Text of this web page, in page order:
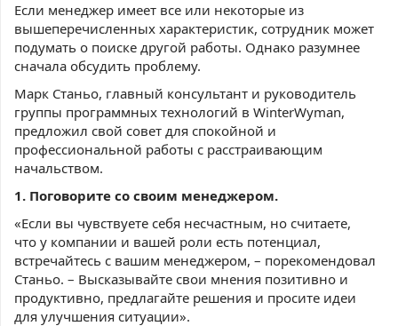
Если менеджер имеет все или некоторые из
вышеперечисленных характеристик, сотрудник может
подумать о поиске другой работы. Однако разумнее
сначала обсудить проблему.
Марк Станьо, главный консультант и руководитель
группы программных технологий в WinterWyman,
предложил свой совет для спокойной и
профессиональной работы с расстраивающим
начальством.
1. Поговорите со своим менеджером.
«Если вы чувствуете себя несчастным, но считаете,
что у компании и вашей роли есть потенциал,
встречайтесь с вашим менеджером, – порекомендовал
Станьо. – Высказывайте свои мнения позитивно и
продуктивно, предлагайте решения и просите идеи
для улучшения ситуации».